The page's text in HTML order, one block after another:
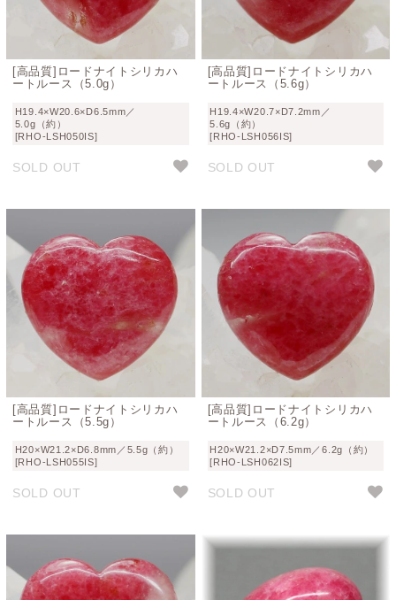
[高品質]ロードナイトシリカハ
ートルース（5.0g）
H19.4×W20.6×D6.5mm／
5.0g（約）
[RHO-LSH050IS]
SOLD OUT
[高品質]ロードナイトシリカハ
ートルース（5.6g）
H19.4×W20.7×D7.2mm／
5.6g（約）
[RHO-LSH056IS]
SOLD OUT
[高品質]ロードナイトシリカハ
ートルース（5.5g）
H20×W21.2×D6.8mm／5.5g（約）
[RHO-LSH055IS]
SOLD OUT
[高品質]ロードナイトシリカハ
ートルース（6.2g）
H20×W21.2×D7.5mm／6.2g（約）
[RHO-LSH062IS]
SOLD OUT